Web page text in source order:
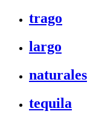
trago
largo
naturales
tequila